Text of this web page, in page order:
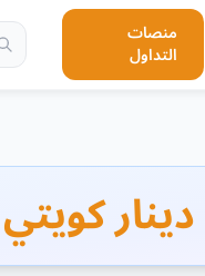
منصات
التداول